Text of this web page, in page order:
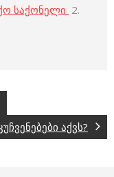
საქონელი 2.
აქვს?